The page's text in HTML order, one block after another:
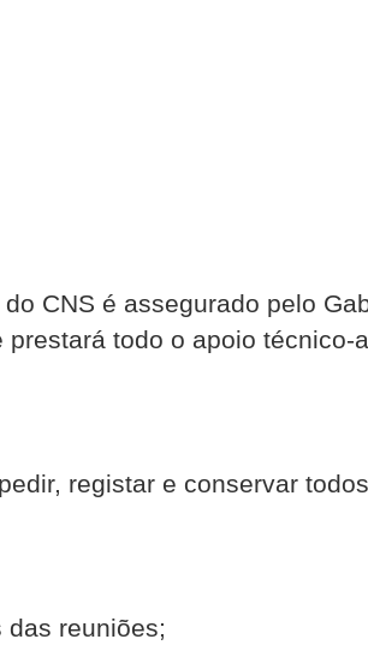
CNS é assegurado pelo
prestará todo o apoio técnico-
registar e conservar
das reuniões;